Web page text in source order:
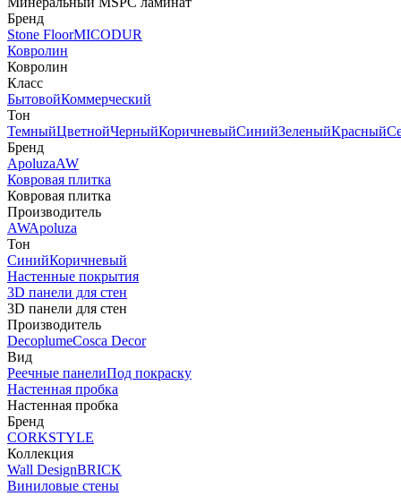
Бренд
Stone FloorMICODUR
Ковролин
Ковролин
Класс
БытовойКоммерческий
Тон
ТемныйЦветнойЧерныйКоричневыйСинийЗеленыйКрасный
Бренд
ApoluzaAW
Ковровая плитка
Ковровая плитка
Производитель
AWApoluza
Тон
СинийКоричневый
Настенные покрытия
3D панели для стен
3D панели для стен
Производитель
DecoplumeCosca Decor
Вид
Реечные панелиПод покраску
Настенная пробка
Настенная пробка
Бренд
CORKSTYLE
Коллекция
Wall DesignBRICK
Виниловые стены